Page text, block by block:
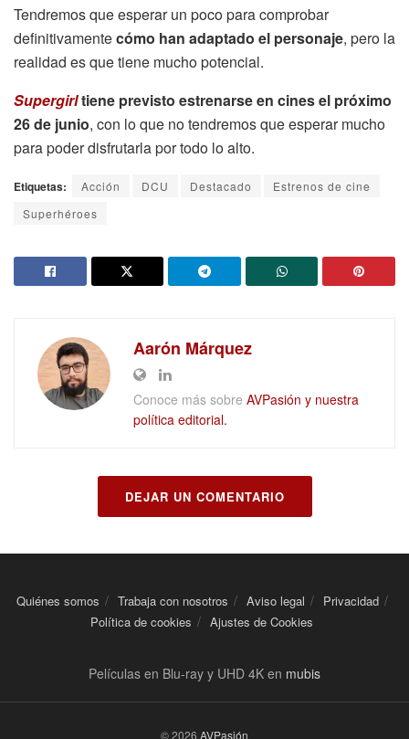
Tendremos que esperar un poco para comprobar
definitivamentecómo han adaptado el personaje, pero la
realidad es que tiene mucho potencial.
Supergirltiene previsto estrenarse en cines el próximo
26 de junio, con lo que no tendremos que esperar mucho
para poder disfrutarla por todo lo alto.
Etiquetas: Acción DCU Destacado
Estrenos de cine
Superhéroes
Aarón Márquez
Conoce más sobre AVPasión y nuestra
política editorial.
DEJAR UN COMENTARIO
Quiénes somos Trabaja con nosotros Aviso legal
Privacidad
Política de cookies
Ajustes de Cookies
Películas en Blu-ray y UHD 4K en mubis
© 2026 AVPasión